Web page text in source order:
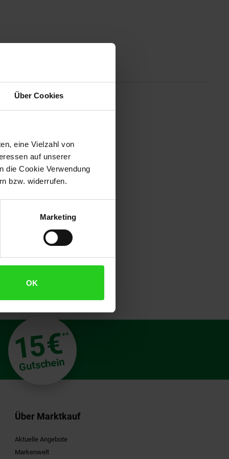
Über Cookies
eine Vielzahl von
auf unserer
die Cookie Verwendung
bzw. widerrufen.
Marketing
OK
von Epson ersetzen
es wahlweise in den Größen
bis zu 25 % senken.Tinten
mit Druckern von Epson
WF-2540WF, WF-
15€**
Gutschein
Über Marktkauf
Aktuelle Angebote
Markenwelt